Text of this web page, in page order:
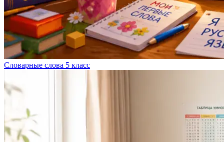
Словарные слова 5 класс